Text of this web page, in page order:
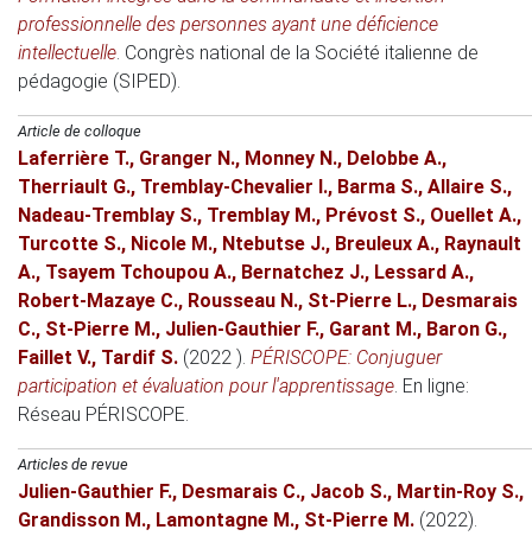
professionnelle des personnes ayant une déficience
intellectuelle. Congrès national de la Société italienne de
pédagogie (SIPED).
Article de colloque
Laferrière T., Granger N., Monney N., Delobbe A.,
Therriault G., Tremblay-Chevalier I., Barma S., Allaire S.,
Nadeau-Tremblay S., Tremblay M., Prévost S., Ouellet A.,
Turcotte S., Nicole M., Ntebutse J., Breuleux A., Raynault
A., Tsayem Tchoupou A., Bernatchez J., Lessard A.,
Robert-Mazaye C., Rousseau N., St-Pierre L., Desmarais
C., St-Pierre M., Julien-Gauthier F., Garant M., Baron G.,
Faillet V., Tardif S. (2022 ). PÉRISCOPE: Conjuguer
participation et évaluation pour l'apprentissage. En ligne:
Réseau PÉRISCOPE.
Articles de revue
Julien-Gauthier F., Desmarais C., Jacob S., Martin-Roy S.,
Grandisson M., Lamontagne M., St-Pierre M. (2022).